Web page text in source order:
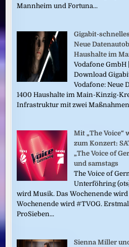
Mannheim und Fortuna...
Gigabit-
Neue
Haushalte im
Vodafone
Download
Vodafone: Neue
1400 Haushalte im Main-Kinzig-
Infrastruktur mit zwei
Mit „The Voice“
zum Konzert:
„The Voice of
und samstags
The Voice of
Unterföhring
wird Musik. Das Wochenende wird
Wochenende wird #TVOG.
ProSieben...
Sienna Miller